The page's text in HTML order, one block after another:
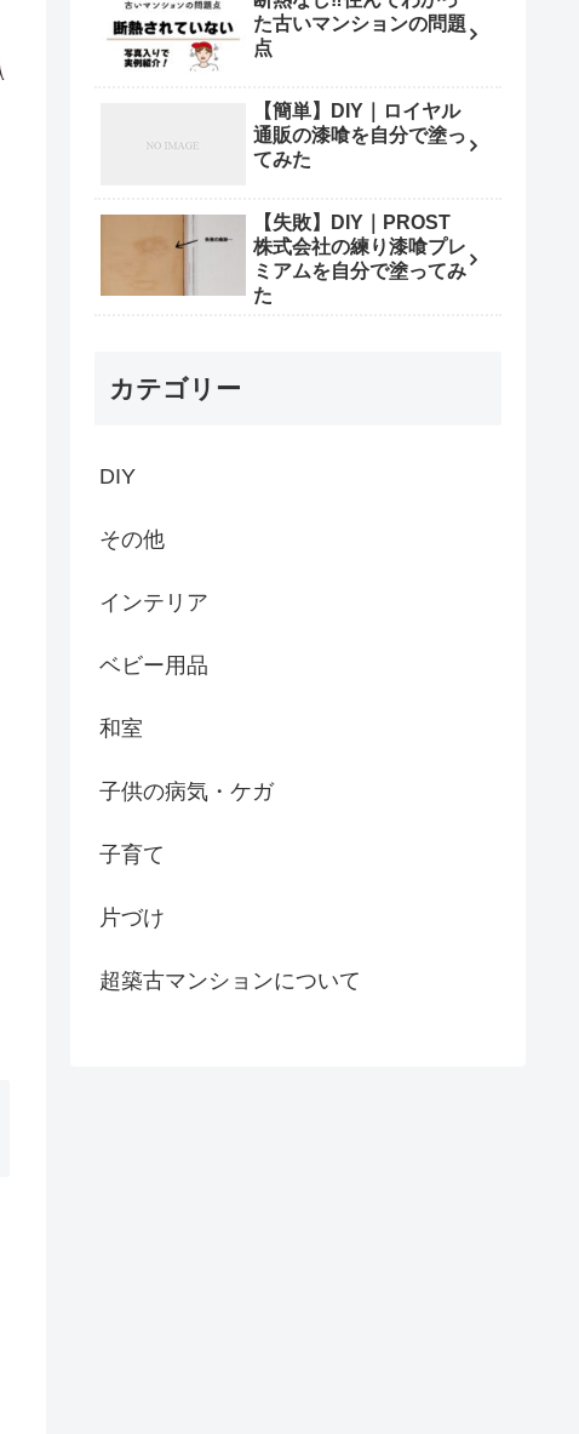
た古いマンションの問題
点
【簡単】DIY｜ロイヤル
通販の漆喰を自分で塗っ
てみた
【失敗】DIY｜PROST
株式会社の練り漆喰プレ
ミアムを自分で塗ってみ
た
カテゴリー
DIY
その他
インテリア
ベビー用品
和室
子供の病気・ケガ
子育て
片づけ
超築古マンションについて